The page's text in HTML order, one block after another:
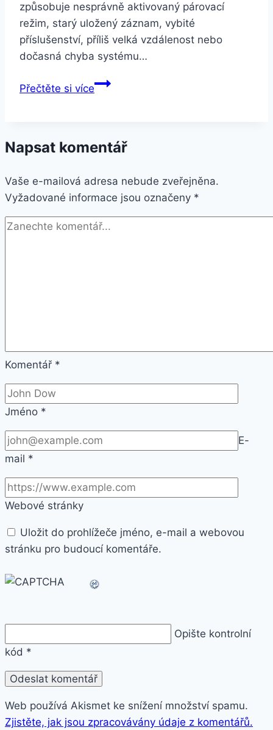
způsobuje nesprávně aktivovaný párovací
režim, starý uložený záznam, vybité
příslušenství, příliš velká vzdálenost nebo
dočasná chyba systému…
Přečtěte si víceHUAWEI
Napsat komentář
Vaše e-mailová adresa nebude zveřejněna.
Vyžadované informace jsou označeny *
Komentář *
Jméno *
E-
mail *
Webové stránky
Uložit do prohlížeče jméno, e-mail a webovou
stránku pro budoucí komentáře.
Opište kontrolní
kód *
Web používá Akismet ke snížení množství spamu.
Zjistěte, jak jsou zpracovávány údaje z komentářů.